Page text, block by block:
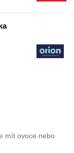
mít ovoce nebo